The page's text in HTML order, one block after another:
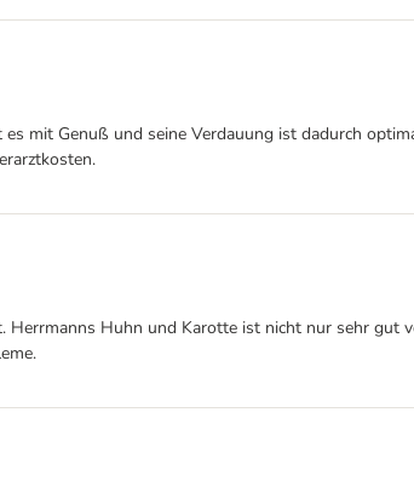
mit Genuß und seine Verdauung ist dadurch
Huhn und Karotte ist nicht nur sehr gut